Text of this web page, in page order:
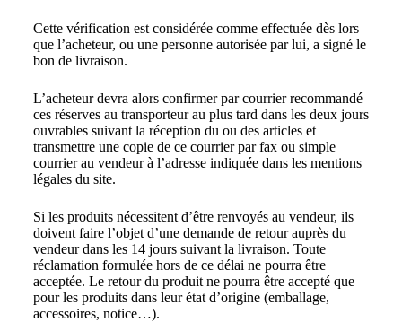
Cette vérification est considérée comme effectuée dès lors
que l’acheteur, ou une personne autorisée par lui, a signé le
bon de livraison.
L’acheteur devra alors confirmer par courrier recommandé
ces réserves au transporteur au plus tard dans les deux jours
ouvrables suivant la réception du ou des articles et
transmettre une copie de ce courrier par fax ou simple
courrier au vendeur à l’adresse indiquée dans les mentions
légales du site.
Si les produits nécessitent d’être renvoyés au vendeur, ils
doivent faire l’objet d’une demande de retour auprès du
vendeur dans les 14 jours suivant la livraison. Toute
réclamation formulée hors de ce délai ne pourra être
acceptée. Le retour du produit ne pourra être accepté que
pour les produits dans leur état d’origine (emballage,
accessoires, notice…).